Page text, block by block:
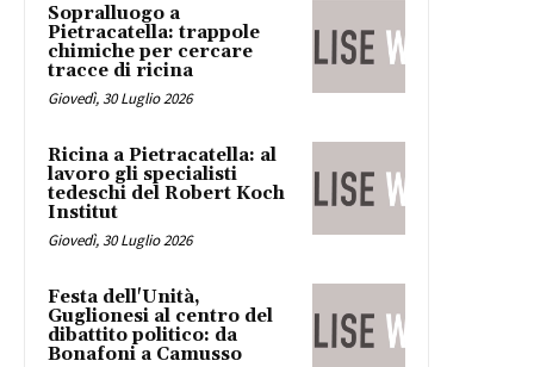
Sopralluogo a
Pietracatella: trappole
chimiche per cercare
tracce di ricina
Giovedì, 30 Luglio 2026
Ricina a Pietracatella: al
lavoro gli specialisti
tedeschi del Robert Koch
Institut
Giovedì, 30 Luglio 2026
Festa dell'Unità,
Guglionesi al centro del
dibattito politico: da
Bonafoni a Camusso